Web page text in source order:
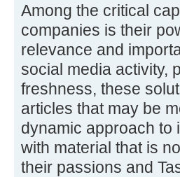
Among the critical
companies is their
relevance and
social media activity,
freshness, these
articles that may be
dynamic approach to
with material that is
their passions and